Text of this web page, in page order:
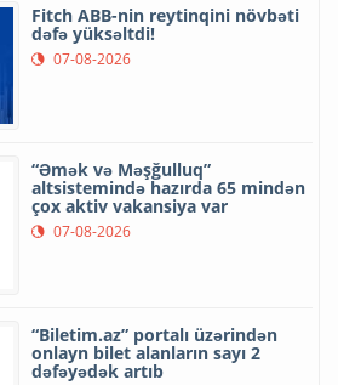
Fitch ABB-nin reytinqini növbəti
dəfə yüksəltdi!
07-08-2026
“Əmək və Məşğulluq”
altsistemində hazırda 65 mindən
çox aktiv vakansiya var
07-08-2026
“Biletim.az” portalı üzərindən
onlayn bilet alanların sayı 2
dəfəyədək artıb